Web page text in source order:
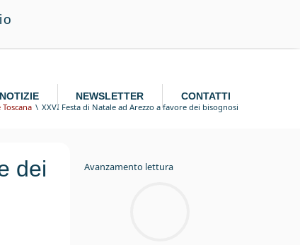
NOTIZIE NEWSLETTER CONTATTI
XXVI Festa di Natale ad Arezzo a favore dei bisognosi
dei
Avanzamento lettura